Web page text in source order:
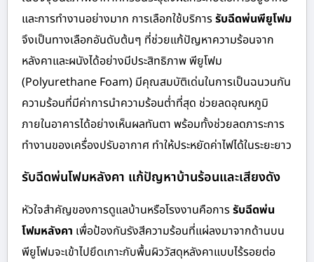
และการทำงานอย่างมาก การเลือกใช้บริการรับฉีดพ่นพียูโฟม
จึงเป็นทางเลือกอันดับต้นๆ ที่ช่วยแก้ปัญหาความร้อนจาก
หลังคาและผนังได้อย่างมีประสิทธิภาพ พียูโฟม
(Polyurethane Foam) มีคุณสมบัติเด่นในการเป็นฉนวนกัน
ความร้อนที่มีค่าการนำความร้อนต่ำที่สุด ช่วยลดอุณหภูมิ
ภายในอาคารได้อย่างเห็นผลทันตา พร้อมทั้งช่วยลดภาระการ
ทำงานของเครื่องปรับอากาศ ทำให้ประหยัดค่าไฟได้ในระยะยาว
รับฉีดพ่นโฟมหลังคา แก้ปัญหาบ้านร้อนและเสียงดัง
หัวใจสำคัญของการดูแลบ้านหรือโรงงานคือการรับฉีดพ่น
โฟมหลังคา เพื่อป้องกันรังสีความร้อนที่แผ่ลงมาจากด้านบน
พียูโฟมจะเข้าไปยึดเกาะกับพื้นผิววัสดุหลังคาแบบไร้รอยต่อ